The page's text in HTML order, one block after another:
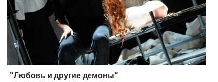
"Любовь и другие демоны"